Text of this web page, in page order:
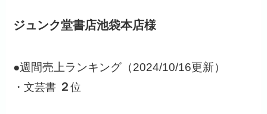
ジュンク堂書店池袋本店様
●週間売上ランキング（2024/10/16更新）
・文芸書 ２位